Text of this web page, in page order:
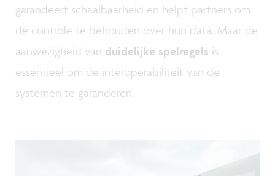
garandeert schaalbaarheid en helpt partners om
de controle te behouden over hun data. Maar de
aanwezigheid van duidelijke spelregels is
essentieel om de interoperabiliteit van de
systemen te garanderen.